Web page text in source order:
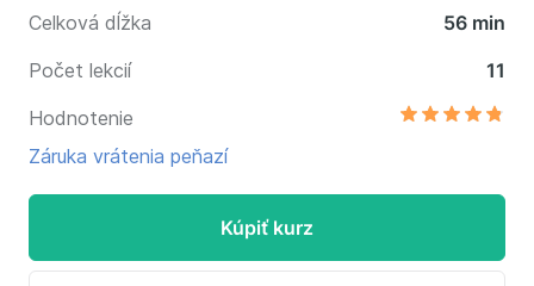
Celková dĺžka
56 min
Počet lekcií
11
Hodnotenie
Záruka vrátenia peňazí
Kúpiť kurz